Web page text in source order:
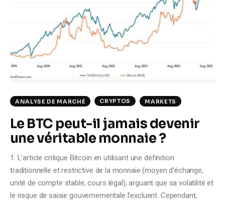
ANALYSE DE MARCHÉ CRYPTOS MARKETS
Le BTC peut-il jamais devenir
une véritable monnaie ?
1. L'article critique Bitcoin en utilisant une définition
traditionnelle et restrictive de la monnaie (moyen d'échange,
unité de compte stable, cours légal), arguant que sa volatilité et
le risque de saisie gouvernementale l'excluent. Cependant,